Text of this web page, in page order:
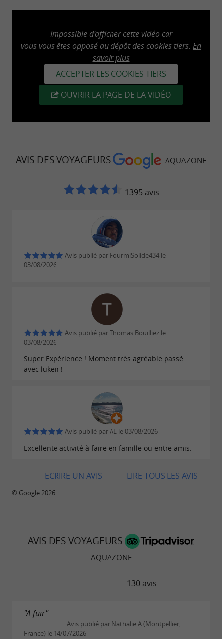
Impossible d'afficher cette vidéo car
vous vous êtes opposé au dépôt des cookies tiers. En
savoir plus
ACCEPTER LES COOKIES TIERS
OUVRIR LA PAGE DE LA VIDÉO
AVIS DES VOYAGEURS AQUAZONE
1395 avis
Avis publié par FourmiSolide434 le
03/08/2026
Avis publié par Thomas Bouilliez le
03/08/2026
Super Expérience ! Moment très agréable passé
avec luken !
Avis publié par AE le 03/08/2026
Excellente activité à faire en famille ou entre amis.
LIRE TOUS LES AVIS
ECRIRE UN AVIS
© Google 2026
AVIS DES VOYAGEURS
AQUAZONE
130 avis
"A fuir"
Avis publié par Nathalie A (Montpellier,
France) le 14/07/2026